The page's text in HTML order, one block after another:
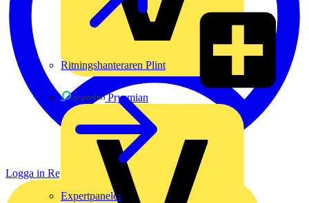
Prysmian
Ritningshanteraren Plint
Expertpaneler
Logga in Registrera dig